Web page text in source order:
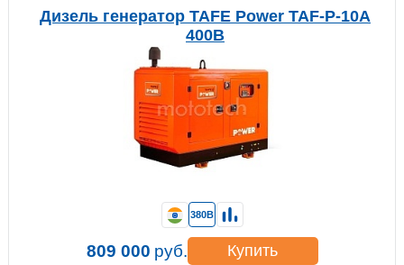
Дизель генератор TAFE Power TAF-P-10A
400В
380В
809 000 руб. Купить